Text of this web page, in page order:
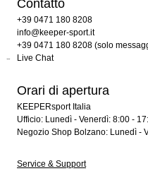
Contatto
+39 0471 180 8208
info@keeper-sport.it
+39 0471 180 8208 (solo
Live Chat
Orari di apertura
KEEPERsport Italia
Ufficio: Lunedì - Venerdì: 8:00 -
Negozio Shop Bolzano: Lunedì -
Service & Support